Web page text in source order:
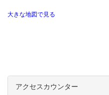
大きな地図で見る
アクセスカウンター